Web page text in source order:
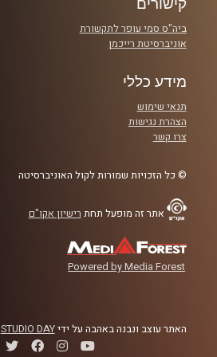
קישורים
ביה"ס סמי עופר לתקשורת
אוניברסיטת רייכמן
מידע כללי
תנאי שימוש
הצהרת נגישות
צרו קשר
© כל הזכויות שמורות לקול האוניברסיטה
אתר זה מופעל תחת רישיון אקו"ם
Powered by Media Forest
האתר עוצב ונבנה באהבה על ידיSTUDIO DAY